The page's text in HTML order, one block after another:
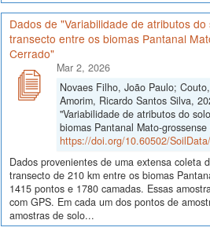
Dados de "Variabilidade de atributos do
transecto entre os biomas Pantanal
Cerrado"
Mar 2, 2026
Novaes Filho, João Paulo;
Amorim, Ricardo Santos Silva,
"Variabilidade de atributos do
biomas Pantanal Mato-grossense
https://doi.org/10.60502/
Dados provenientes de uma extensa coleta
transecto de 210 km entre os biomas
1415 pontos e 1780 camadas. Essas
com GPS. Em cada um dos pontos de
amostras de solo...